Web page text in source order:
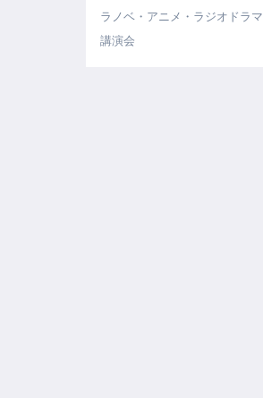
ラノベ・アニメ・ラジオドラマ
講演会